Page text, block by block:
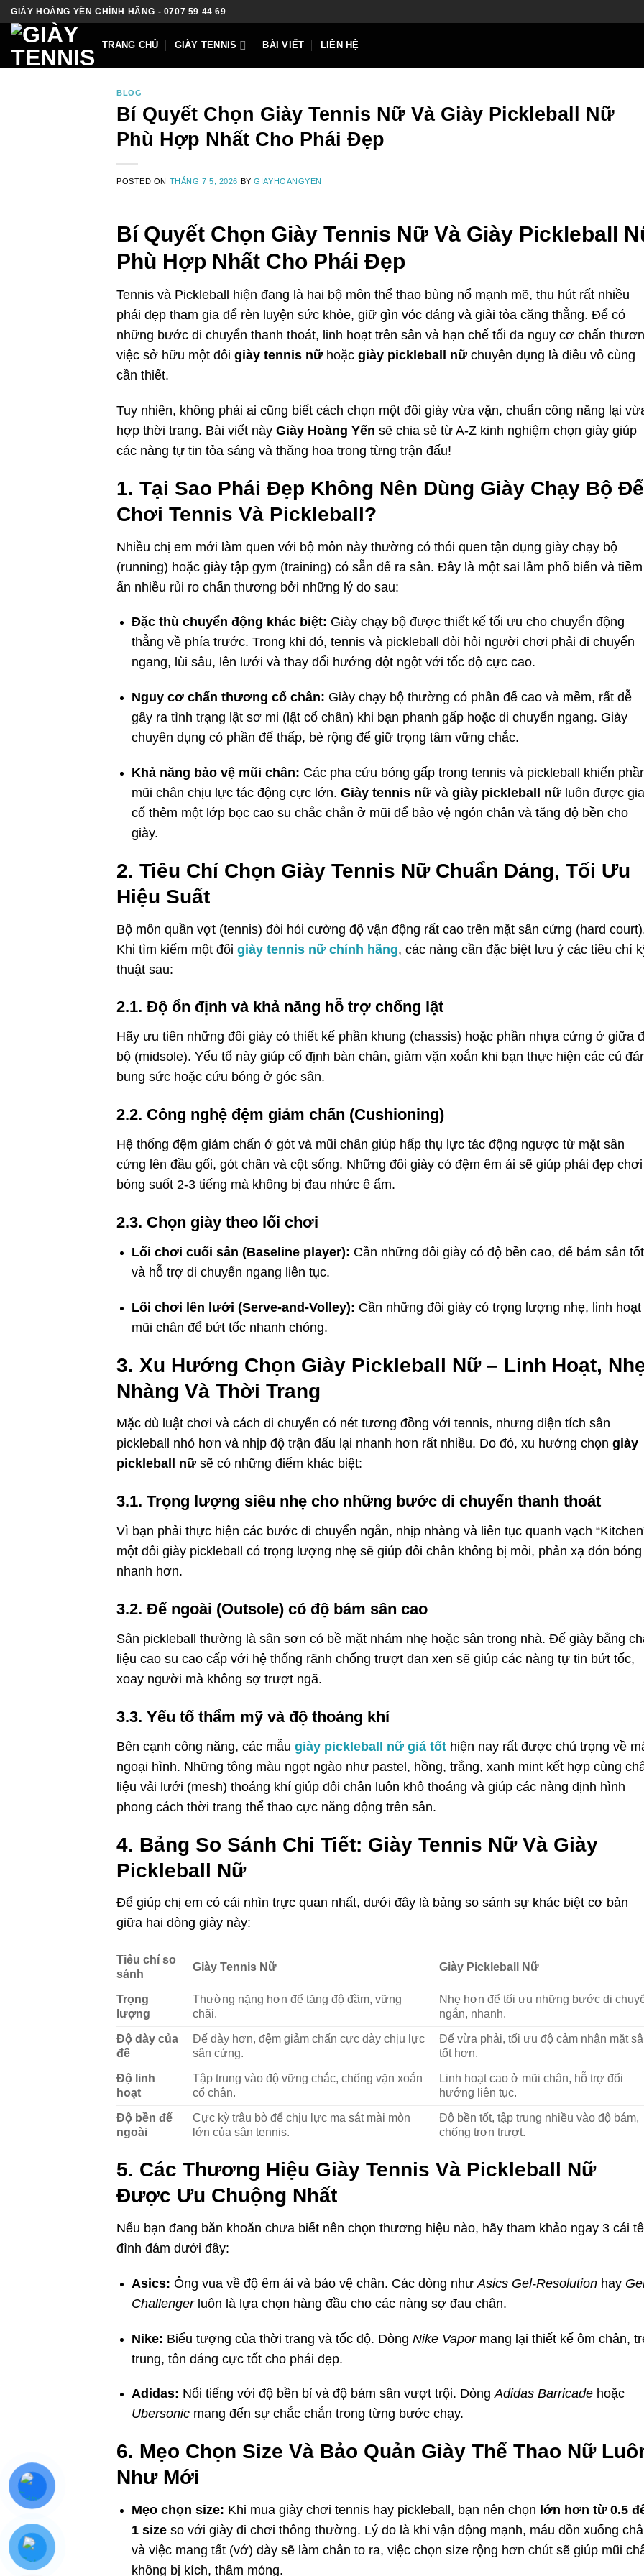
Skip
to
content
GIÀY HOÀNG YẾN CHÍNH HÃNG - 0707 59 44 69
TRANG CHỦ GIÀY TENNIS BÀI VIẾT LIÊN HỆ
BLOG
Bí Quyết Chọn Giày Tennis Nữ Và Giày Pickleball Nữ
Phù Hợp Nhất Cho Phái Đẹp
POSTED ON THÁNG 7 5, 2026 BYGIAYHOANGYEN
Bí Quyết Chọn Giày Tennis Nữ Và Giày Pickleball
Phù Hợp Nhất Cho Phái Đẹp
Tennis và Pickleball hiện đang là hai bộ môn thể thao bùng nổ mạnh mẽ, thu hút rất nhiều
phái đẹp tham gia để rèn luyện sức khỏe, giữ gìn vóc dáng và giải tỏa căng thẳng. Để có
những bước di chuyển thanh thoát, linh hoạt trên sân và hạn chế tối đa nguy cơ chấn
việc sở hữu một đôi giày tennis nữ hoặc giày pickleball nữ chuyên dụng là điều vô cùng
cần thiết.
Tuy nhiên, không phải ai cũng biết cách chọn một đôi giày vừa vặn, chuẩn công năng lại
hợp thời trang. Bài viết này Giày Hoàng Yến sẽ chia sẻ từ A-Z kinh nghiệm chọn giày giúp
các nàng tự tin tỏa sáng và thăng hoa trong từng trận đấu!
1. Tại Sao Phái Đẹp Không Nên Dùng Giày Chạy Bộ Để
Chơi Tennis Và Pickleball?
Nhiều chị em mới làm quen với bộ môn này thường có thói quen tận dụng giày chạy bộ
(running) hoặc giày tập gym (training) có sẵn để ra sân. Đây là một sai lầm phổ biến và tiềm
ẩn nhiều rủi ro chấn thương bởi những lý do sau:
Đặc thù chuyển động khác biệt: Giày chạy bộ được thiết kế tối ưu cho chuyển động
thẳng về phía trước. Trong khi đó, tennis và pickleball đòi hỏi người chơi phải di chuyển
ngang, lùi sâu, lên lưới và thay đổi hướng đột ngột với tốc độ cực cao.
Nguy cơ chấn thương cổ chân: Giày chạy bộ thường có phần đế cao và mềm, rất dễ
gây ra tình trạng lật sơ mi (lật cổ chân) khi bạn phanh gấp hoặc di chuyển ngang. Giày
chuyên dụng có phần đế thấp, bè rộng để giữ trọng tâm vững chắc.
Khả năng bảo vệ mũi chân: Các pha cứu bóng gấp trong tennis và pickleball khiến
mũi chân chịu lực tác động cực lớn. Giày tennis nữvà giày pickleball nữluôn được gia
cố thêm một lớp bọc cao su chắc chắn ở mũi để bảo vệ ngón chân và tăng độ bền cho
giày.
2. Tiêu Chí Chọn Giày Tennis Nữ Chuẩn Dáng, Tối Ưu
Hiệu Suất
Bộ môn quần vợt (tennis) đòi hỏi cường độ vận động rất cao trên mặt sân cứng (hard
Khi tìm kiếm một đôi giày tennis nữ chính hãng, các nàng cần đặc biệt lưu ý các tiêu chí
thuật sau:
2.1. Độ ổn định và khả năng hỗ trợ chống lật
Hãy ưu tiên những đôi giày có thiết kế phần khung (chassis) hoặc phần nhựa cứng ở giữa
bộ (midsole). Yếu tố này giúp cố định bàn chân, giảm vặn xoắn khi bạn thực hiện các cú
bung sức hoặc cứu bóng ở góc sân.
2.2. Công nghệ đệm giảm chấn (Cushioning)
Hệ thống đệm giảm chấn ở gót và mũi chân giúp hấp thụ lực tác động ngược từ mặt sân
cứng lên đầu gối, gót chân và cột sống. Những đôi giày có đệm êm ái sẽ giúp phái đẹp chơi
bóng suốt 2-3 tiếng mà không bị đau nhức ê ẩm.
2.3. Chọn giày theo lối chơi
Lối chơi cuối sân (Baseline player): Cần những đôi giày có độ bền cao, đế bám sân tốt
và hỗ trợ di chuyển ngang liên tục.
Lối chơi lên lưới (Serve-and-Volley): Cần những đôi giày có trọng lượng nhẹ, linh
mũi chân để bứt tốc nhanh chóng.
3. Xu Hướng Chọn Giày Pickleball Nữ – Linh Hoạt,
Nhàng Và Thời Trang
Mặc dù luật chơi và cách di chuyển có nét tương đồng với tennis, nhưng diện tích sân
pickleball nhỏ hơn và nhịp độ trận đấu lại nhanh hơn rất nhiều. Do đó, xu hướng chọn giày
pickleball nữ sẽ có những điểm khác biệt:
3.1. Trọng lượng siêu nhẹ cho những bước di chuyển thanh thoát
Vì bạn phải thực hiện các bước di chuyển ngắn, nhịp nhàng và liên tục quanh vạch
một đôi giày pickleball có trọng lượng nhẹ sẽ giúp đôi chân không bị mỏi, phản xạ đón bóng
nhanh hơn.
3.2. Đế ngoài (Outsole) có độ bám sân cao
Sân pickleball thường là sân sơn có bề mặt nhám nhẹ hoặc sân trong nhà. Đế giày bằng
liệu cao su cao cấp với hệ thống rãnh chống trượt đan xen sẽ giúp các nàng tự tin bứt tốc,
xoay người mà không sợ trượt ngã.
3.3. Yếu tố thẩm mỹ và độ thoáng khí
Bên cạnh công năng, các mẫu giày pickleball nữ giá tốt hiện nay rất được chú trọng về
ngoại hình. Những tông màu ngọt ngào như pastel, hồng, trắng, xanh mint kết hợp cùng
liệu vải lưới (mesh) thoáng khí giúp đôi chân luôn khô thoáng và giúp các nàng định hình
phong cách thời trang thể thao cực năng động trên sân.
4. Bảng So Sánh Chi Tiết: Giày Tennis Nữ Và Giày
Pickleball Nữ
Để giúp chị em có cái nhìn trực quan nhất, dưới đây là bảng so sánh sự khác biệt cơ bản
giữa hai dòng giày này:
Tiêu chí so
sánh
Giày Tennis Nữ Giày Pickleball Nữ
Trọng
lượng
Thường nặng hơn để tăng độ đầm, vững
chãi.
Nhẹ hơn để tối ưu những bước di
ngắn, nhanh.
Độ dày của
đế
Đế dày hơn, đệm giảm chấn cực dày chịu lực
sân cứng.
Đế vừa phải, tối ưu độ cảm nhận mặt
tốt hơn.
Độ linh
hoạt
Tập trung vào độ vững chắc, chống vặn xoắn
cổ chân.
Linh hoạt cao ở mũi chân, hỗ trợ đổi
hướng liên tục.
Độ bền đế
ngoài
Cực kỳ trâu bò để chịu lực ma sát mài mòn
lớn của sân tennis.
Độ bền tốt, tập trung nhiều vào độ bám,
chống trơn trượt.
5. Các Thương Hiệu Giày Tennis Và Pickleball Nữ
Được Ưu Chuộng Nhất
Nếu bạn đang băn khoăn chưa biết nên chọn thương hiệu nào, hãy tham khảo ngay 3 cái
đình đám dưới đây:
Asics: Ông vua về độ êm ái và bảo vệ chân. Các dòng như Asics Gel-Resolutionhay
Challengerluôn là lựa chọn hàng đầu cho các nàng sợ đau chân.
Nike: Biểu tượng của thời trang và tốc độ. Dòng Nike Vapormang lại thiết kế ôm chân,
trung, tôn dáng cực tốt cho phái đẹp.
Adidas: Nổi tiếng với độ bền bỉ và độ bám sân vượt trội. DòngAdidas Barricadehoặc
Ubersonicmang đến sự chắc chắn trong từng bước chạy.
6. Mẹo Chọn Size Và Bảo Quản Giày Thể Thao Nữ
Như Mới
Mẹo chọn size: Khi mua giày chơi tennis hay pickleball, bạn nên chọn lớn hơn từ 0.5
1 sizeso với giày đi chơi thông thường. Lý do là khi vận động mạnh, máu dồn xuống
và việc mang tất (vớ) dày sẽ làm chân to ra, việc chọn size rộng hơn chút sẽ giúp mũi
không bị kích, thâm móng.